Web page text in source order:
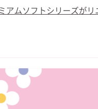
アムソフトシリーズが